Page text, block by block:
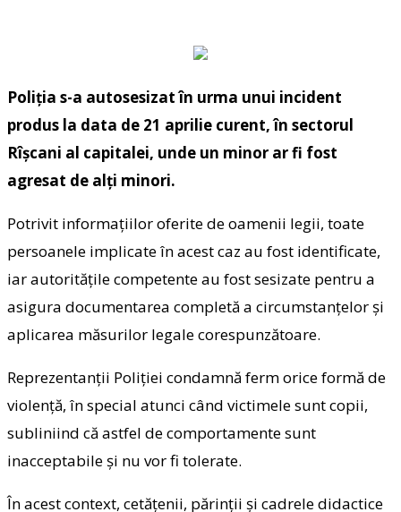
Poliția s-a autosesizat în urma unui incident
produs la data de 21 aprilie curent, în sectorul
Rîșcani al capitalei, unde un minor ar fi fost
agresat de alți minori.
Potrivit informațiilor oferite de oamenii legii, toate
persoanele implicate în acest caz au fost identificate,
iar autoritățile competente au fost sesizate pentru a
asigura documentarea completă a circumstanțelor și
aplicarea măsurilor legale corespunzătoare.
Reprezentanții Poliției condamnă ferm orice formă de
violență, în special atunci când victimele sunt copii,
subliniind că astfel de comportamente sunt
inacceptabile și nu vor fi tolerate.
În acest context, cetățenii, părinții și cadrele didactice